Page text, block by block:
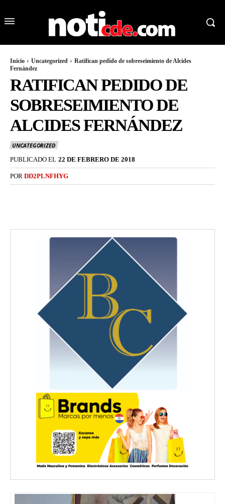
Inicio Uncategorized
Ratifican pedido de sobreseimiento de Alcides
Fernández
RATIFICAN PEDIDO DE
SOBRESEIMIENTO DE
ALCIDES FERNÁNDEZ
UNCATEGORIZED
PUBLICADO EL 22 DE FEBRERO DE 2018
POR DD2PLNFHYG